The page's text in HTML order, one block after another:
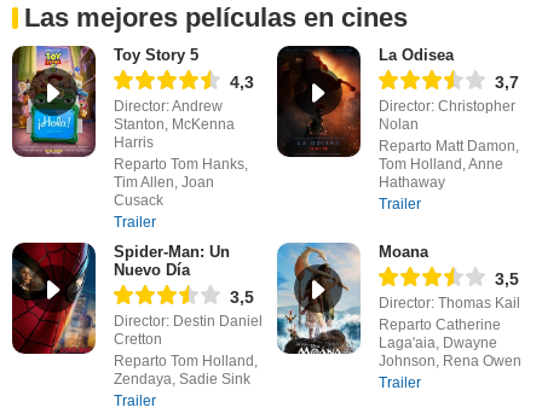
Las mejores películas en cines
Toy Story 5
4,3
Director: Andrew
Stanton, McKenna
Harris
Reparto Tom Hanks,
Tim Allen, Joan
Cusack
Trailer
La Odisea
3,7
Director: Christopher
Nolan
Reparto Matt Damon,
Tom Holland, Anne
Hathaway
Trailer
Spider-Man: Un
Nuevo Día
3,5
Director: Destin Daniel
Cretton
Reparto Tom Holland,
Zendaya, Sadie Sink
Trailer
Moana
3,5
Director: Thomas Kail
Reparto Catherine
Laga'aia, Dwayne
Johnson, Rena Owen
Trailer